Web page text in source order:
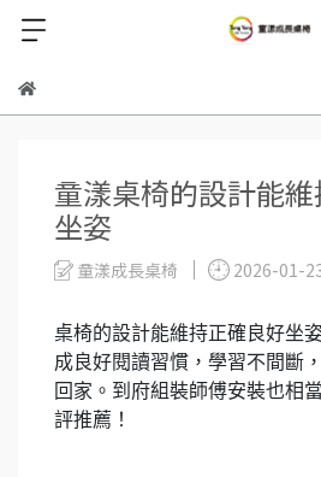
童漾桌椅的設計能
坐姿
童漾成長桌椅 2026-01-
桌椅的設計能維持正確良好坐
成良好閱讀習慣，學習不間斷
回家。到府組裝師傅安裝也相
評推薦！